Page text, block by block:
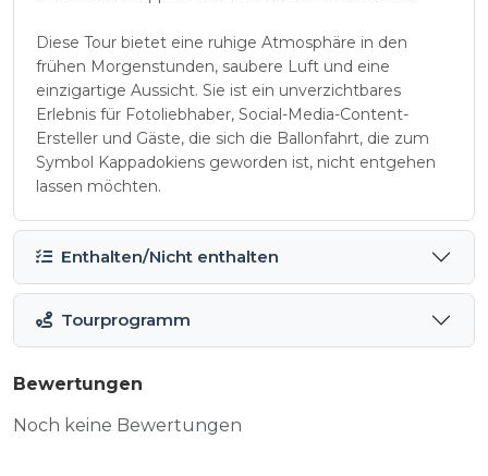
Diese Tour bietet eine ruhige Atmosphäre in den
frühen Morgenstunden, saubere Luft und eine
einzigartige Aussicht. Sie ist ein unverzichtbares
Erlebnis für Fotoliebhaber, Social-Media-Content-
Ersteller und Gäste, die sich die Ballonfahrt, die zum
Symbol Kappadokiens geworden ist, nicht entgehen
lassen möchten.
Enthalten/Nicht enthalten
Tourprogramm
Bewertungen
Noch keine Bewertungen